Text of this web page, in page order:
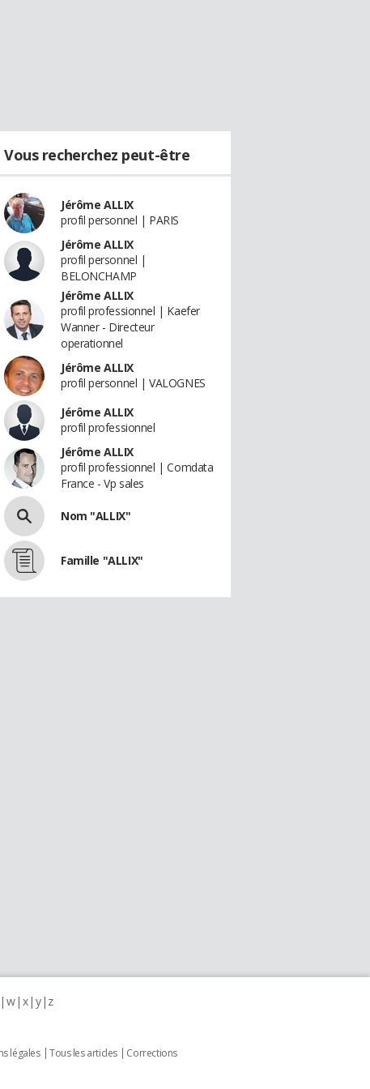
Vous recherchez peut-être
Jérôme ALLIX
profil personnel | PARIS
Jérôme ALLIX
profil personnel |
BELONCHAMP
Jérôme ALLIX
profil professionnel | Kaefer
Wanner - Directeur
operationnel
Jérôme ALLIX
profil personnel | VALOGNES
Jérôme ALLIX
profil professionnel
Jérôme ALLIX
profil professionnel | Comdata
France - Vp sales
Nom "ALLIX"
Famille "ALLIX"
w x y z
légales Tous les articles
Corrections